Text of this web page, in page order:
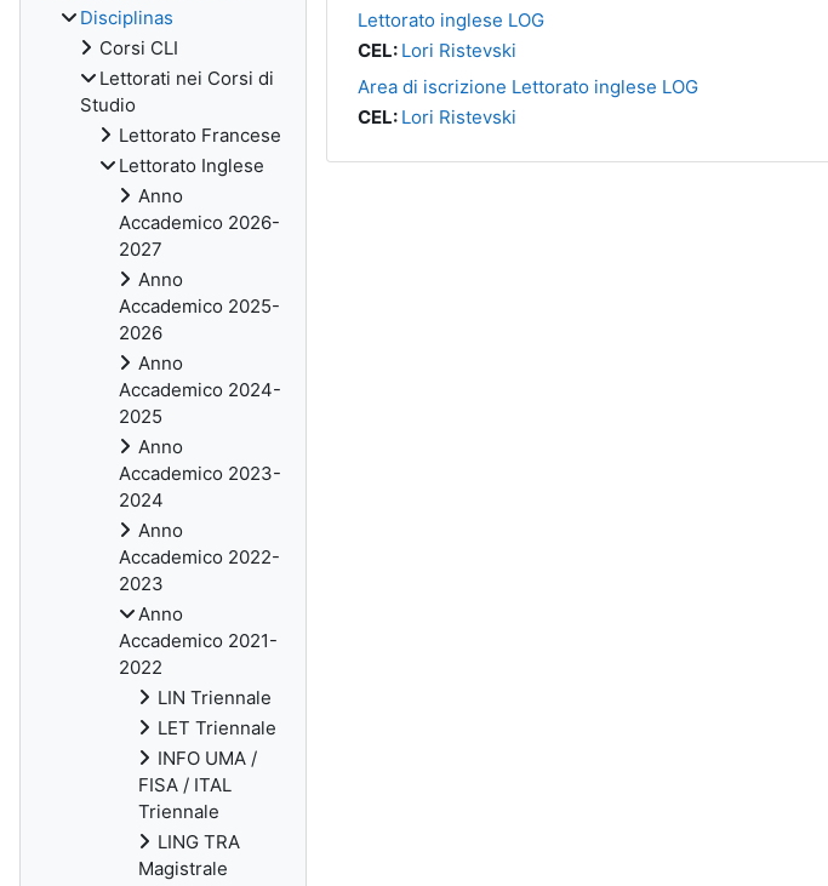
Lettorato inglese LOG
CEL: Lori Ristevski
Area di iscrizione Lettorato inglese LOG
CEL: Lori Ristevski
Disciplinas
Corsi CLI
Lettorati nei Corsi di
Studio
Lettorato Francese
Lettorato Inglese
Anno
Accademico 2026-
2027
Anno
Accademico 2025-
2026
Anno
Accademico 2024-
2025
Anno
Accademico 2023-
2024
Anno
Accademico 2022-
2023
Anno
Accademico 2021-
2022
LIN Triennale
LET Triennale
INFO UMA /
FISA / ITAL
Triennale
LING TRA
Magistrale